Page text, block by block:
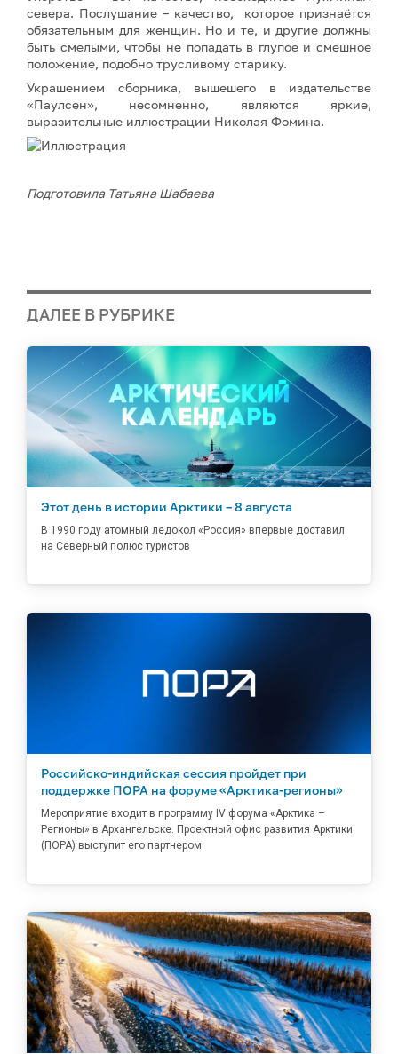
севера. Послушание – качество, которое признаётся
обязательным для женщин. Но и те, и другие должны
быть смелыми, чтобы не попадать в глупое и смешное
положение, подобно трусливому старику.
Украшением сборника, вышешего в издательстве
«Паулсен», несомненно, являются яркие,
выразительные иллюстрации Николая Фомина.
Подготовила Татьяна Шабаева
ДАЛЕЕ В РУБРИКЕ
Этот день в истории Арктики – 8 августа
В 1990 году атомный ледокол «Россия» впервые доставил
на Северный полюс туристов
Российско-индийская сессия пройдет при
поддержке ПОРА на форуме «Арктика-регионы»
Мероприятие входит в программу IV форума «Арктика –
Регионы» в Архангельске. Проектный офис развития Арктики
(ПОРА) выступит его партнером.